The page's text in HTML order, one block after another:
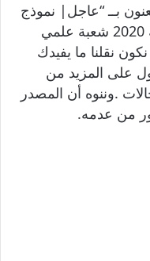
بــ “عاجل| نموذج
اجابة امتحان الاحياء للثانوية العامة 2020 شعبة علمي
نقلنا ما يفيدك
على المزيد من
.وننوه أن المصدر
من عدمه.